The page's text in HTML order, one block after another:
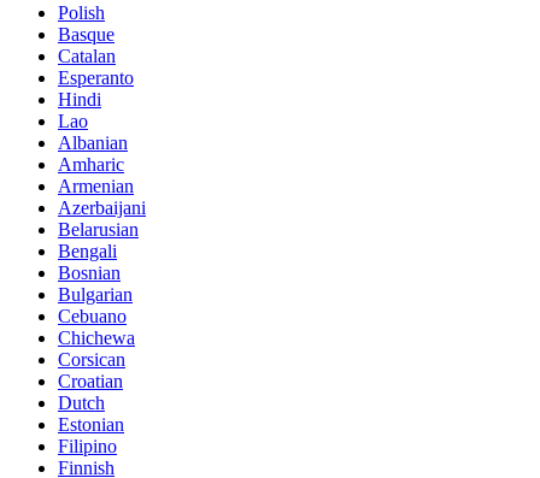
Polish
Basque
Catalan
Esperanto
Hindi
Lao
Albanian
Amharic
Armenian
Azerbaijani
Belarusian
Bengali
Bosnian
Bulgarian
Cebuano
Chichewa
Corsican
Croatian
Dutch
Estonian
Filipino
Finnish